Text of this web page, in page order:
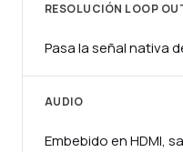
RESOLUCIÓN LOOP
Pasa la señal nativa
AUDIO
Embebido en HDMI,